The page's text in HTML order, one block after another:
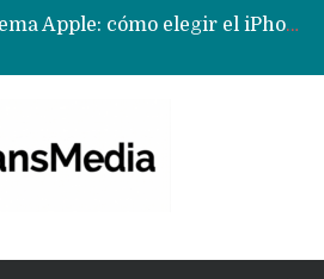
Ecosistema Apple: cómo elegir el iPhone según tu uso
Apple dice que más ex empleados se llevaron datos confidenciales a OpenAI